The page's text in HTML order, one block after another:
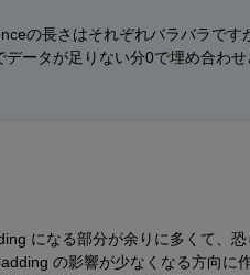
の長さはそれぞれバラバラです
ータが足りない分0で埋め合わせ
になる部分が余りに多くて、恐
の影響が少なくなる方向に